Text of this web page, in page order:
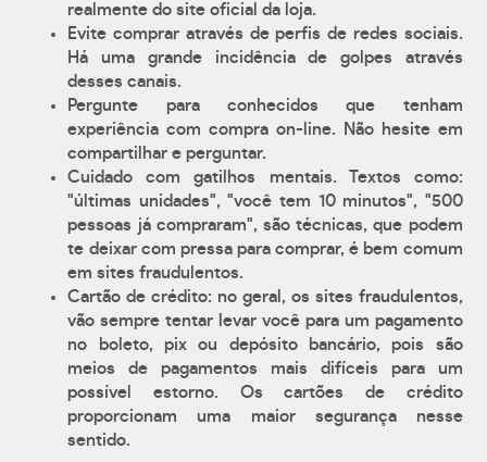
realmente do site oficial da loja.
Evite comprar através de perfis de redes sociais.
Há uma grande incidência de golpes através
desses canais.
Pergunte para conhecidos que tenham
experiência com compra on-line. Não hesite em
compartilhar e perguntar.
Cuidado com gatilhos mentais. Textos como:
"últimas unidades", "você tem 10 minutos", "500
pessoas já compraram", são técnicas, que podem
te deixar com pressa para comprar, é bem comum
em sites fraudulentos.
Cartão de crédito: no geral, os sites fraudulentos,
vão sempre tentar levar você para um pagamento
no boleto, pix ou depósito bancário, pois são
meios de pagamentos mais difíceis para um
possível estorno. Os cartões de crédito
proporcionam uma maior segurança nesse
sentido.